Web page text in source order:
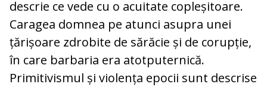
descrie ce vede cu o acuitate copleșitoare.
Caragea domnea pe atunci asupra unei
țărișoare zdrobite de sărăcie și de corupție,
în care barbaria era atotputernică.
Primitivismul și violența epocii sunt descrise